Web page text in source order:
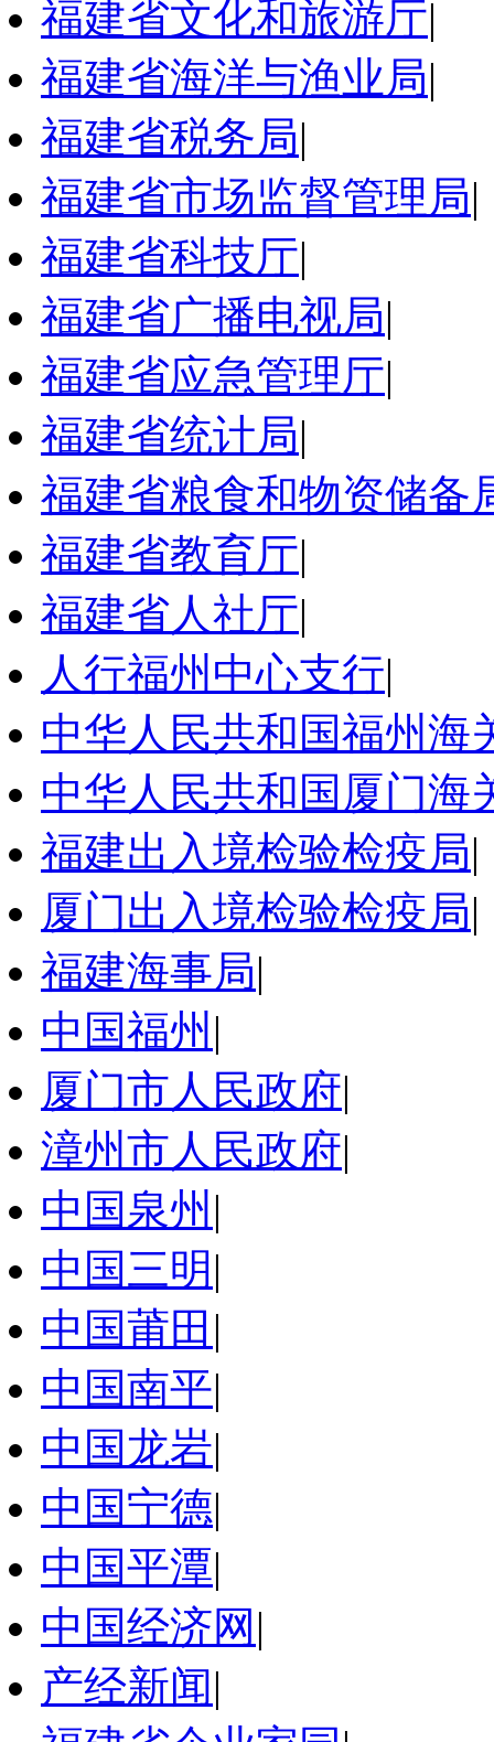
福建省文化和旅游厅|
福建省海洋与渔业局|
福建省税务局|
福建省市场监督管理局|
福建省科技厅|
福建省广播电视局|
福建省应急管理厅|
福建省统计局|
福建省粮食和物资储备
福建省教育厅|
福建省人社厅|
人行福州中心支行|
中华人民共和国福州海
中华人民共和国厦门海
福建出入境检验检疫局|
厦门出入境检验检疫局|
福建海事局|
中国福州 |
厦门市人民政府|
漳州市人民政府|
中国泉州 |
中国三明 |
中国莆田 |
中国南平|
中国龙岩|
中国宁德|
中国平潭|
中国经济网 |
产经新闻|